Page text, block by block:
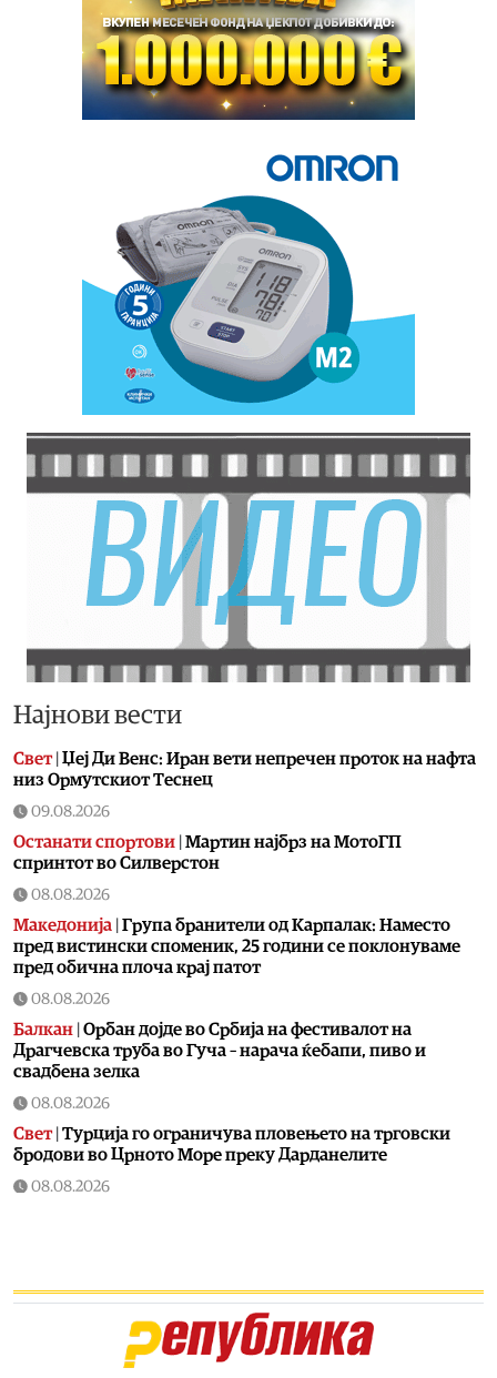
Најнови вести
Свет| Џеј Ди Венс: Иран вети непречен проток на нафта
низ Ормутскиот Теснец
09.08.2026
Останати спортови Мартин најбрз на МотоГП
спринтот во Силверстон
08.08.2026
Македонија Група бранители од Карпалак: Наместо
пред вистински споменик, 25 години се поклонуваме
пред обична плоча крај патот
08.08.2026
Балкан Орбан дојде во Србија на фестивалот на
Драгчевска труба во Гуча – нарача ќебапи, пиво и
свадбена зелка
08.08.2026
Свет| Турција го ограничува пловењето на трговски
бродови во Црното Море преку Дарданелите
08.08.2026
08.08.2026
Повеќе од 178.000 мигранти во последните
неколку месеци ја напуштија Јужна Африка